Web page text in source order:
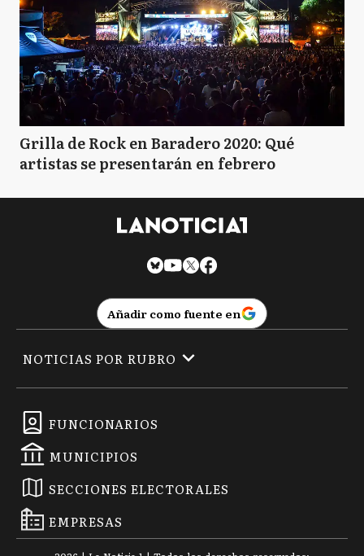
Grilla de Rock en Baradero 2020: Qué
artistas se presentarán en febrero
Añadir como fuente en
FUNCIONARIOS
MUNICIPIOS
SECCIONES ELECTORALES
EMPRESAS
NOTICIAS POR RUBRO